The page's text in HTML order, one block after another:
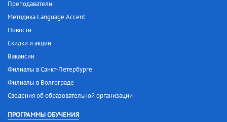
Преподаватели
Методика Language Accent
Новости
Скидки и акции
Вакансии
Филиалы в Санкт-Петербурге
Филиалы в Волгограде
Сведения об образовательной организации
ПРОГРАММЫ ОБУЧЕНИЯ